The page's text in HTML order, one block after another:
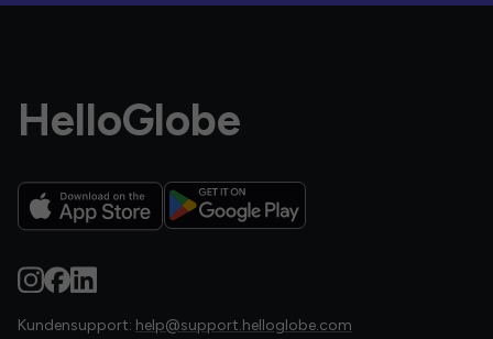
HelloGlobe
Kundensupport: help@support.helloglobe.com